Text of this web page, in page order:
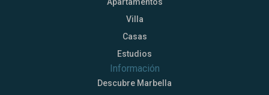
Apartamentos
Villa
Casas
Estudios
Información
Descubre Marbella